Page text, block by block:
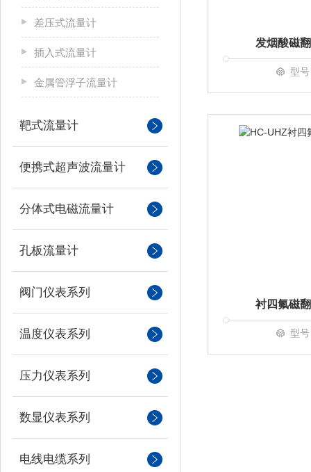
差压式流量计
插入式流量计
金属管浮子流量计
靶式流量计
便携式超声波流量计
分体式电磁流量计
孔板流量计
阀门仪表系列
温度仪表系列
压力仪表系列
数显仪表系列
电线电缆系列
发烟酸磁
型
衬四氟磁
型